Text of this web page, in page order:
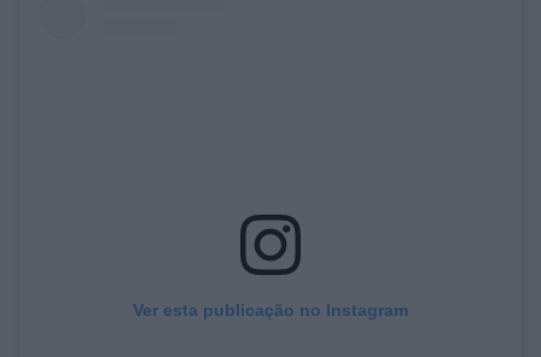
Ver esta publicação no Instagram